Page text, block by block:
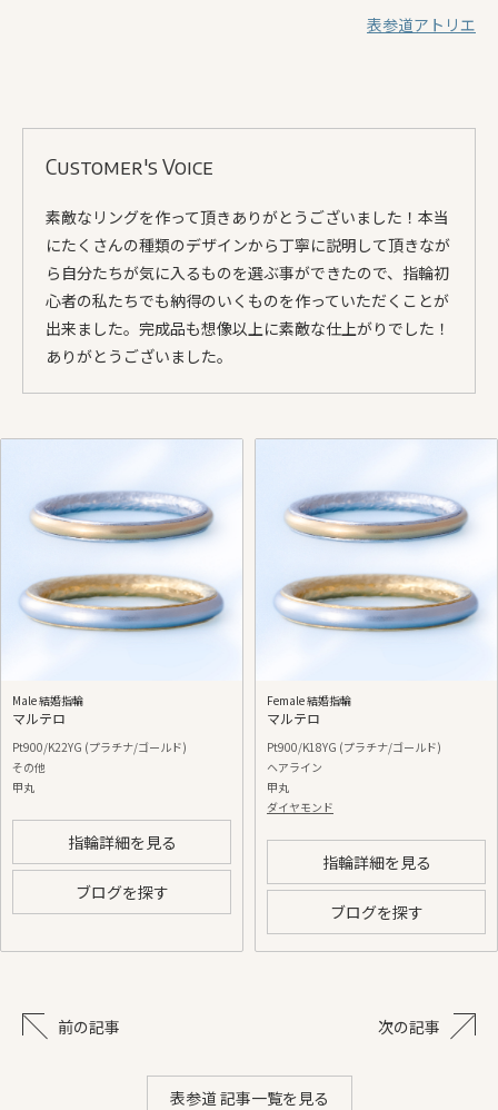
表参道アトリエ
Customer's Voice
素敵なリングを作って頂きありがとうございました！本当
にたくさんの種類のデザインから丁寧に説明して頂きなが
ら自分たちが気に入るものを選ぶ事ができたので、指輪初
心者の私たちでも納得のいくものを作っていただくことが
出来ました。完成品も想像以上に素敵な仕上がりでした！
ありがとうございました。
Male 結婚指輪
マルテロ
Pt900/K22YG (プラチナ/ゴールド)
その他
甲丸
指輪詳細を見る
ブログを探す
Female 結婚指輪
マルテロ
Pt900/K18YG (プラチナ/ゴールド)
ヘアライン
甲丸
ダイヤモンド
指輪詳細を見る
ブログを探す
前の記事 次の記事
表参道 記事一覧を見る